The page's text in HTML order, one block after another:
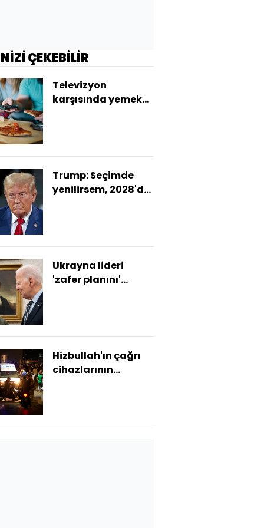
ÇEKEBİLİR
Televizyon
karşısında yemek
Trump: Seçimde
yenilirsem, 2028'de
Ukrayna lideri
'zafer planını'
Hizbullah'ın çağrı
cihazlarının